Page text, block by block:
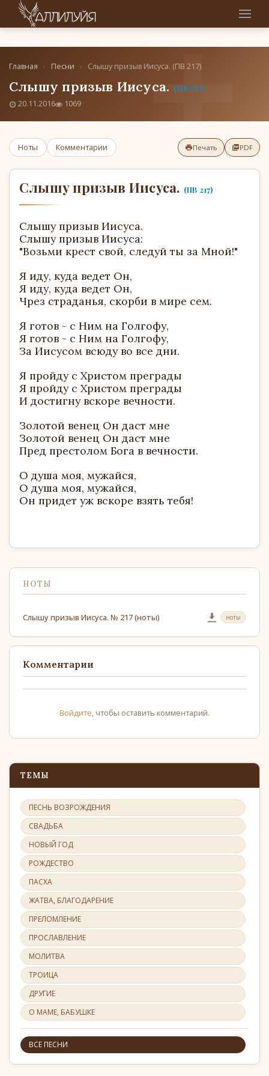
Главная › Песни › Слышу призыв Иисуса. (ПВ 217)
Слышу призыв Иисуса. (ПВ 217)
20.11.2016 1069
Ноты Комментарии Печать PDF
Слышу призыв Иисуса. (ПВ 217)
Слышу призыв Иисуса.
Слышу призыв Иисуса:
"Возьми крест свой, следуй ты за Мной!"
Я иду, куда ведет Он,
Я иду, куда ведет Он,
Чрез страданья, скорби в мире сем.
Я готов - с Ним на Голгофу,
Я готов - с Ним на Голгофу,
За Иисусом всюду во все дни.
Я пройду с Христом преграды
Я пройду с Христом преграды
И достигну вскоре вечности.
Золотой венец Он даст мне
Золотой венец Он даст мне
Пред престолом Бога в вечности.
О душа моя, мужайся,
О душа моя, мужайся,
Он придет уж вскоре взять тебя!
НОТЫ
Слышу призыв Иисуса. № 217 (ноты) ноты
Комментарии
Войдите, чтобы оставить комментарий.
ТЕМЫ
ПЕСНЬ ВОЗРОЖДЕНИЯ
СВАДЬБА
НОВЫЙ ГОД
РОЖДЕСТВО
ПАСХА
ЖАТВА, БЛАГОДАРЕНИЕ
ПРЕЛОМЛЕНИЕ
ПРОСЛАВЛЕНИЕ
МОЛИТВА
ТРОИЦА
ДРУГИЕ
О МАМЕ, БАБУШКЕ
ВСЕ ПЕСНИ